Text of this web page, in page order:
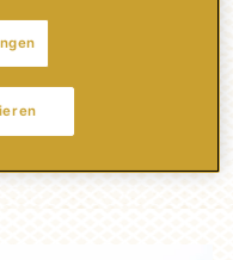
Schwierigkeitsgrad: